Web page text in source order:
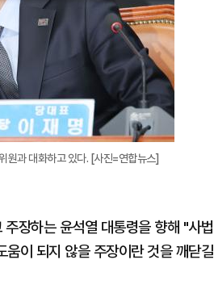
원과 대화하고 있다. [사진=연합뉴스]
장하는 윤석열 대통령을 향해 "사법
이 되지 않을 주장이란 것을 깨닫길